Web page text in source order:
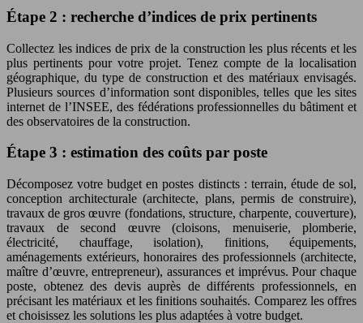
Étape 2 : recherche d’indices de prix pertinents
Collectez les indices de prix de la construction les plus récents et les
plus pertinents pour votre projet. Tenez compte de la localisation
géographique, du type de construction et des matériaux envisagés.
Plusieurs sources d’information sont disponibles, telles que les sites
internet de l’INSEE, des fédérations professionnelles du bâtiment et
des observatoires de la construction.
Étape 3 : estimation des coûts par poste
Décomposez votre budget en postes distincts : terrain, étude de sol,
conception architecturale (architecte, plans, permis de construire),
travaux de gros œuvre (fondations, structure, charpente, couverture),
travaux de second œuvre (cloisons, menuiserie, plomberie,
électricité, chauffage, isolation), finitions, équipements,
aménagements extérieurs, honoraires des professionnels (architecte,
maître d’œuvre, entrepreneur), assurances et imprévus. Pour chaque
poste, obtenez des devis auprès de différents professionnels, en
précisant les matériaux et les finitions souhaités. Comparez les offres
et choisissez les solutions les plus adaptées à votre budget.